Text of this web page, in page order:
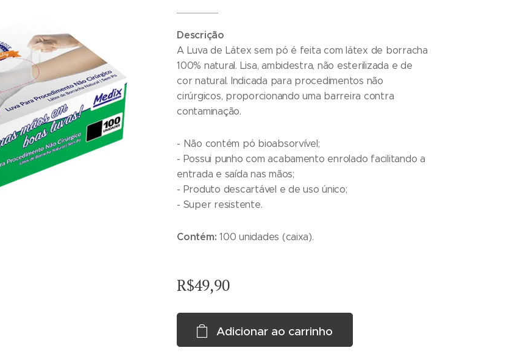
Descrição
A Luva de Látex sem pó é feita com látex de borracha
100% natural. Lisa, ambidestra, não esterilizada e de
cor natural. Indicada para procedimentos não
cirúrgicos, proporcionando uma barreira contra
contaminação.
- Não contém pó bioabsorvível;
- Possui punho com acabamento enrolado facilitando a
entrada e saída nas mãos;
- Produto descartável e de uso único;
- Super resistente.
Contém: 100 unidades (caixa).
R$49,90
Adicionar ao carrinho